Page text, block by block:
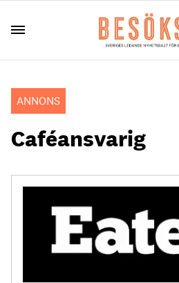
ANNONS
Caféansvarig